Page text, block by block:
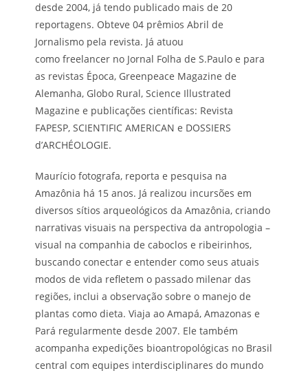
desde 2004, já tendo publicado mais de 20
reportagens. Obteve 04 prêmios Abril de
Jornalismo pela revista. Já atuou
como freelancer no Jornal Folha de S.Paulo e para
as revistas Época, Greenpeace Magazine de
Alemanha, Globo Rural, Science Illustrated
Magazine e publicações científicas: Revista
FAPESP, SCIENTIFIC AMERICAN e DOSSIERS
d’ARCHÉOLOGIE.
Maurício fotografa, reporta e pesquisa na
Amazônia há 15 anos. Já realizou incursões em
diversos sítios arqueológicos da Amazônia, criando
narrativas visuais na perspectiva da antropologia –
visual na companhia de caboclos e ribeirinhos,
buscando conectar e entender como seus atuais
modos de vida refletem o passado milenar das
regiões, inclui a observação sobre o manejo de
plantas como dieta. Viaja ao Amapá, Amazonas e
Pará regularmente desde 2007. Ele também
acompanha expedições bioantropológicas no Brasil
central com equipes interdisciplinares do mundo